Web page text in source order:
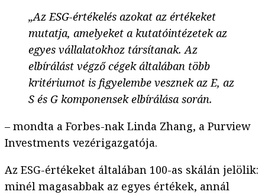
„Az ESG-értékelés azokat az értékeket
mutatja, amelyeket a kutatóintézetek az
egyes vállalatokhoz társítanak. Az
elbírálást végző cégek általában több
kritériumot is figyelembe vesznek az E, az
S és G komponensek elbírálása során.
– mondta a Forbes-nak Linda Zhang, a Purview
Investments vezérigazgatója.
Az ESG-értékeket általában 100-as skálán jelölik:
minél magasabbak az egyes értékek, annál